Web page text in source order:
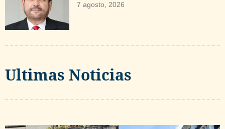
7 agosto, 2026
Ultimas Noticias